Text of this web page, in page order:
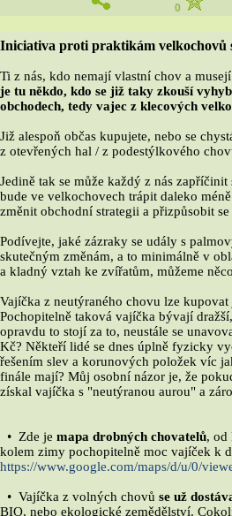
0
Iniciativa proti praktikám velkochovů
Ti z nás, kdo nemají vlastní chov a
je tu někdo, kdo se již taky zkouší
obchodech, tedy vajec z klecových
Již alespoň občas kupujete, nebo se
z otevřených hal / z podestýlkového
Jedině tak se může každý z nás
bude ve velkochovech trápit daleko
změnit obchodní strategii a přizpůsobit se
Podívejte, jaké zázraky se udály s
skutečným změnám, a to minimálně v
a kladný vztah ke zvířatům, můžeme
Vajíčka z neutýraného chovu lze
Pochopitelně taková vajíčka bývají
opravdu to stojí za to, neustále se
Kč? Někteří lidé se dnes úplně fyzicky
řešením slev a korunových položek víc
finále mají? Můj osobní názor je, že
získal vajíčka s "neutýranou aurou" a
• Zde je mapa drobných chovatelů, od
kolem zimy pochopitelně moc vajíček k
https://www.google.com/maps/d/u/0/
• Vajíčka z volných chovů se už
BIO, nebo ekologické zemědělství.